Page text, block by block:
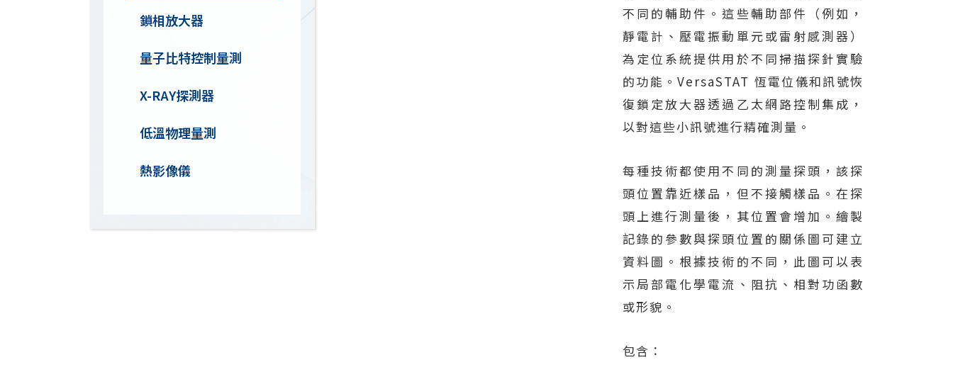
鎖相放大器
量子比特控制量測
X-RAY探測器
低溫物理量測
熱影像儀
不同的輔助件。這些輔助部件（例如，
靜電計、壓電振動單元或雷射感測器）
為定位系統提供用於不同掃描探針實驗
的功能。VersaSTAT 恆電位儀和訊號恢
復鎖定放大器透過乙太網路控制集成，
以對這些小訊號進行精確測量。
每種技術都使用不同的測量探頭，該探
頭位置靠近樣品，但不接觸樣品。在探
頭上進行測量後，其位置會增加。繪製
記錄的參數與探頭位置的關係圖可建立
資料圖。根據技術的不同，此圖可以表
示局部電化學電流、阻抗、相對功函數
或形貌。
包含：